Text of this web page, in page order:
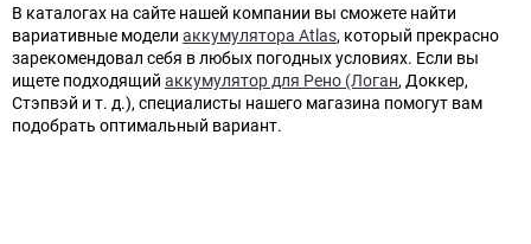
В каталогах на сайте нашей компании вы сможете найти
вариативные модели аккумулятора Atlas, который прекрасно
зарекомендовал себя в любых погодных условиях. Если вы
ищете подходящий аккумулятор для Рено (Логан, Доккер,
Стэпвэй и т. д.), специалисты нашего магазина помогут вам
подобрать оптимальный вариант.